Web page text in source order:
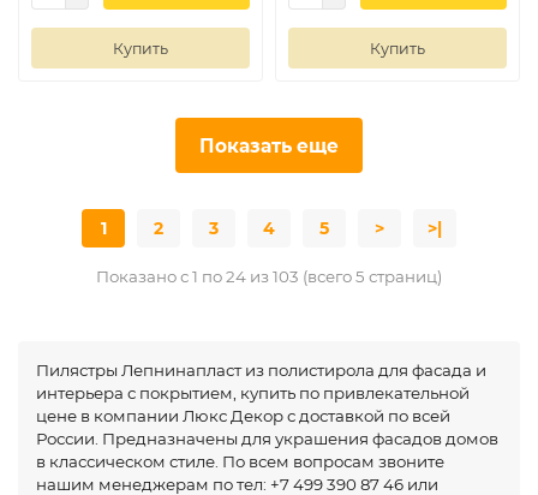
Купить Купить
Показать еще
1 2 3 4 5 > >|
Показано с 1 по 24 из 103 (всего 5 страниц)
Пилястры Лепнинапласт из полистирола для фасада и
интерьера с покрытием, купить по привлекательной
цене в компании Люкс Декор с доставкой по всей
России. Предназначены для украшения фасадов домов
в классическом стиле. По всем вопросам звоните
нашим менеджерам по тел: +7 499 390 87 46 или